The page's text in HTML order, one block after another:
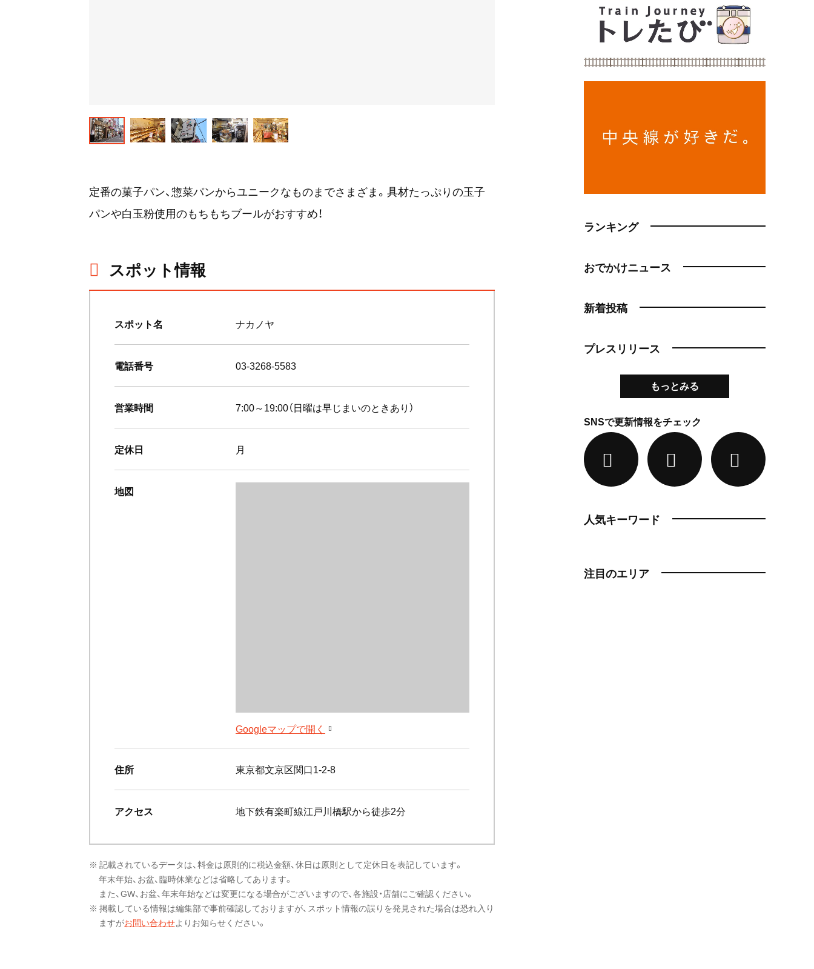
定番の菓子パン、惣菜パンからユニークなものまでさまざま。具材たっぷりの玉子
パンや白玉粉使用のもちもちブールがおすすめ！
スポット情報
スポット名 ナカノヤ
電話番号 03-3268-5583
営業時間 7:00～19:00（日曜は早じまいのときあり）
定休日 月
地図
Googleマップで開く
住所 東京都文京区関口1-2-8
アクセス 地下鉄有楽町線江戸川橋駅から徒歩2分
※ 記載されているデータは、料金は原則的に税込金額、休日は原則として定休日を表記しています。
年末年始、お盆、臨時休業などは省略してあります。
また、GW、お盆、年末年始などは変更になる場合がございますので、各施設・店舗にご確認ください。
※ 掲載している情報は編集部で事前確認しておりますが、スポット情報の誤りを発見された場合は恐れ入り
ますがお問い合わせよりお知らせください。
ランキング
おでかけニュース
新着投稿
プレスリリース
もっとみる
SNSで更新情報をチェック
人気キーワード
注目のエリア